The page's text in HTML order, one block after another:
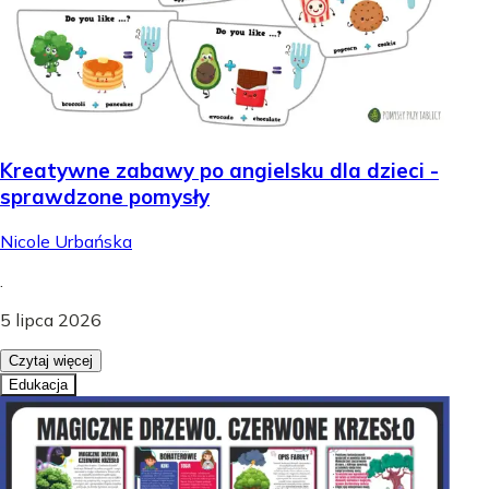
Kreatywne zabawy po angielsku dla dzieci -
sprawdzone pomysły
Nicole Urbańska
5 lipca 2026
Czytaj więcej
Edukacja